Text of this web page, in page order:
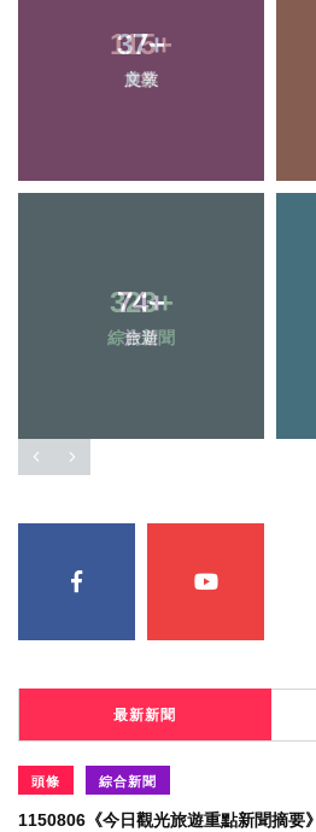
37+
農業
74+
旅遊
最新新聞
頭條 綜合新聞
1150806《今日觀光旅遊重點新聞摘要》